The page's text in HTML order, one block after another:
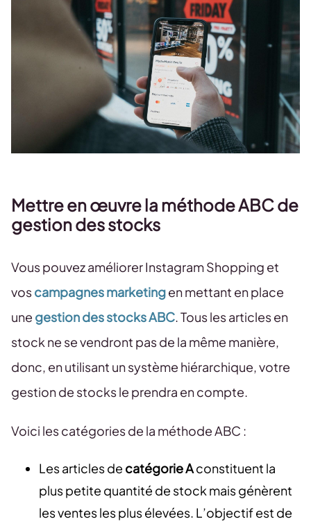
Mettre en œuvre la méthode ABC de
gestion des stocks
Vous pouvez améliorer Instagram Shopping et
voscampagnes marketingen mettant en place
une gestion des stocks ABC. Tous les articles en
stock ne se vendront pas de la même manière,
donc, en utilisant un système hiérarchique, votre
gestion de stocks le prendra en compte.
Voici les catégories de la méthode ABC :
Les articles de catégorie Aconstituent la
plus petite quantité de stock mais génèrent
les ventes les plus élevées. L’objectif est de